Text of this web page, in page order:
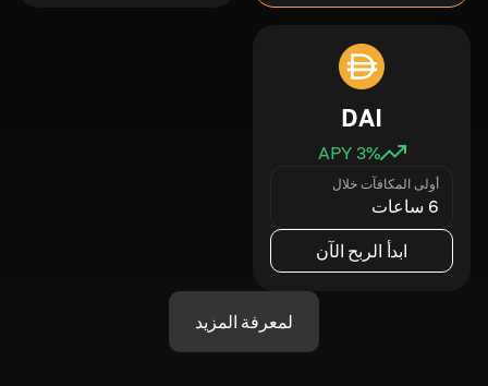
DAI
3% APY
أولى المكافآت خلال
6 ساعات
ابدأ الربح الآن
لمعرفة المزيد